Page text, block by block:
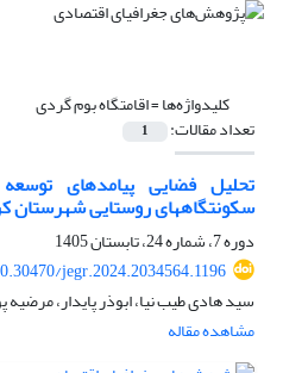
کلیدواژه‌ها =اقامتگاه بوم گردی
تعداد مقالات: 1
تحلیل فضایی پیامدهای
سکونتگاههای روستایی شهرستان
دوره 7، شماره 24، تابستان 1405
jegr.2024.2034564.1196
سید هادی طیب نیا، ابوذر پایدار، مرضیه
مشاهده مقاله